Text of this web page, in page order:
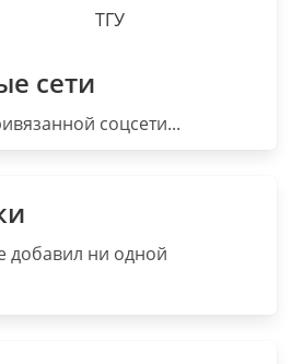
ТГУ
сети
соцсети...
добавил ни одной